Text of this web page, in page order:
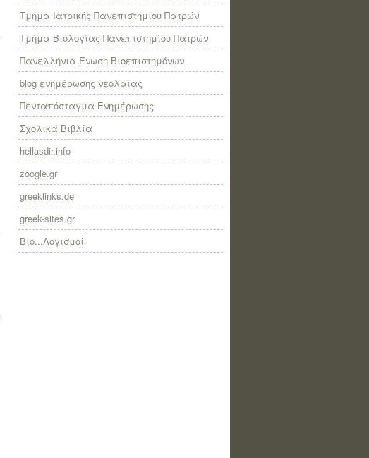
Τμήμα Ιατρικής Πανεπιστημίου Πατρών
Τμήμα Βιολογίας Πανεπιστημίου Πατρών
Πανελλήνια Ένωση Βιοεπιστημόνων
blog ενημέρωσης νεολαίας
Πενταπόσταγμα Ενημέρωσης
Σχολικά Βιβλία
hellasdir.info
zoogle.gr
greeklinks.de
greek-sites.gr
Βιο...Λογισμοί